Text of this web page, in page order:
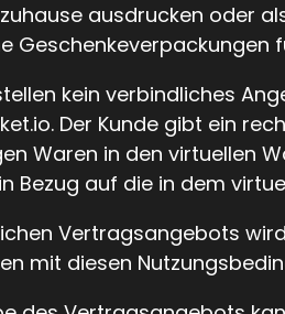
ausdrucken oder
kein verbindliches
Der Kunde gibt ein
Waren in den virtuellen
Bezug auf die in dem
Vertragsangebots
mit diesen